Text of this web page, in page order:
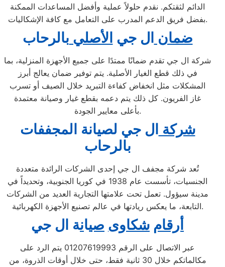
الدائم لثقتكم. نقدم حلولاً عملية وأفضل المساعدات الممكنة
بفضل فريق الدعم المدرب على التعامل مع كافة الإشكاليات.
ضمان ال جي الأصلي بالرحاب
شركة ال جي تقدم ضمانًا ممتدًا على جميع الأجهزة المنزلية، بما
في ذلك قطع الغيار الأصلية. يتم توفير ضمان يعالج أبرز
المشكلات مثل انخفاض كفاءة التبريد خلال الصيف أو تسرب
غاز الفريون. كل ذلك يتم دعمه بقطع غيار وصيانة معتمدة
بأعلى معايير الجودة.
شركة ال جي لصيانة المجففات
بالرحاب
تُعد شركة مجفف ال جي إحدى الشركات الرائدة متعددة
الجنسيات، تأسست عام 1938 في كوريا الجنوبية، وتحديداً في
مدينة سيؤول. تعمل تحت علامتها التجارية العديد من الشركات
التابعة، ما يعكس ريادتها في عالم تصنيع الأجهزة الكهربائية.
أرقام شكاوى صيانة ال جي
عبر الاتصال على الرقم 01207619993 يتم الرد على
مكالماتكم خلال 30 ثانية فقط، حتى خلال أوقات الذروة، من